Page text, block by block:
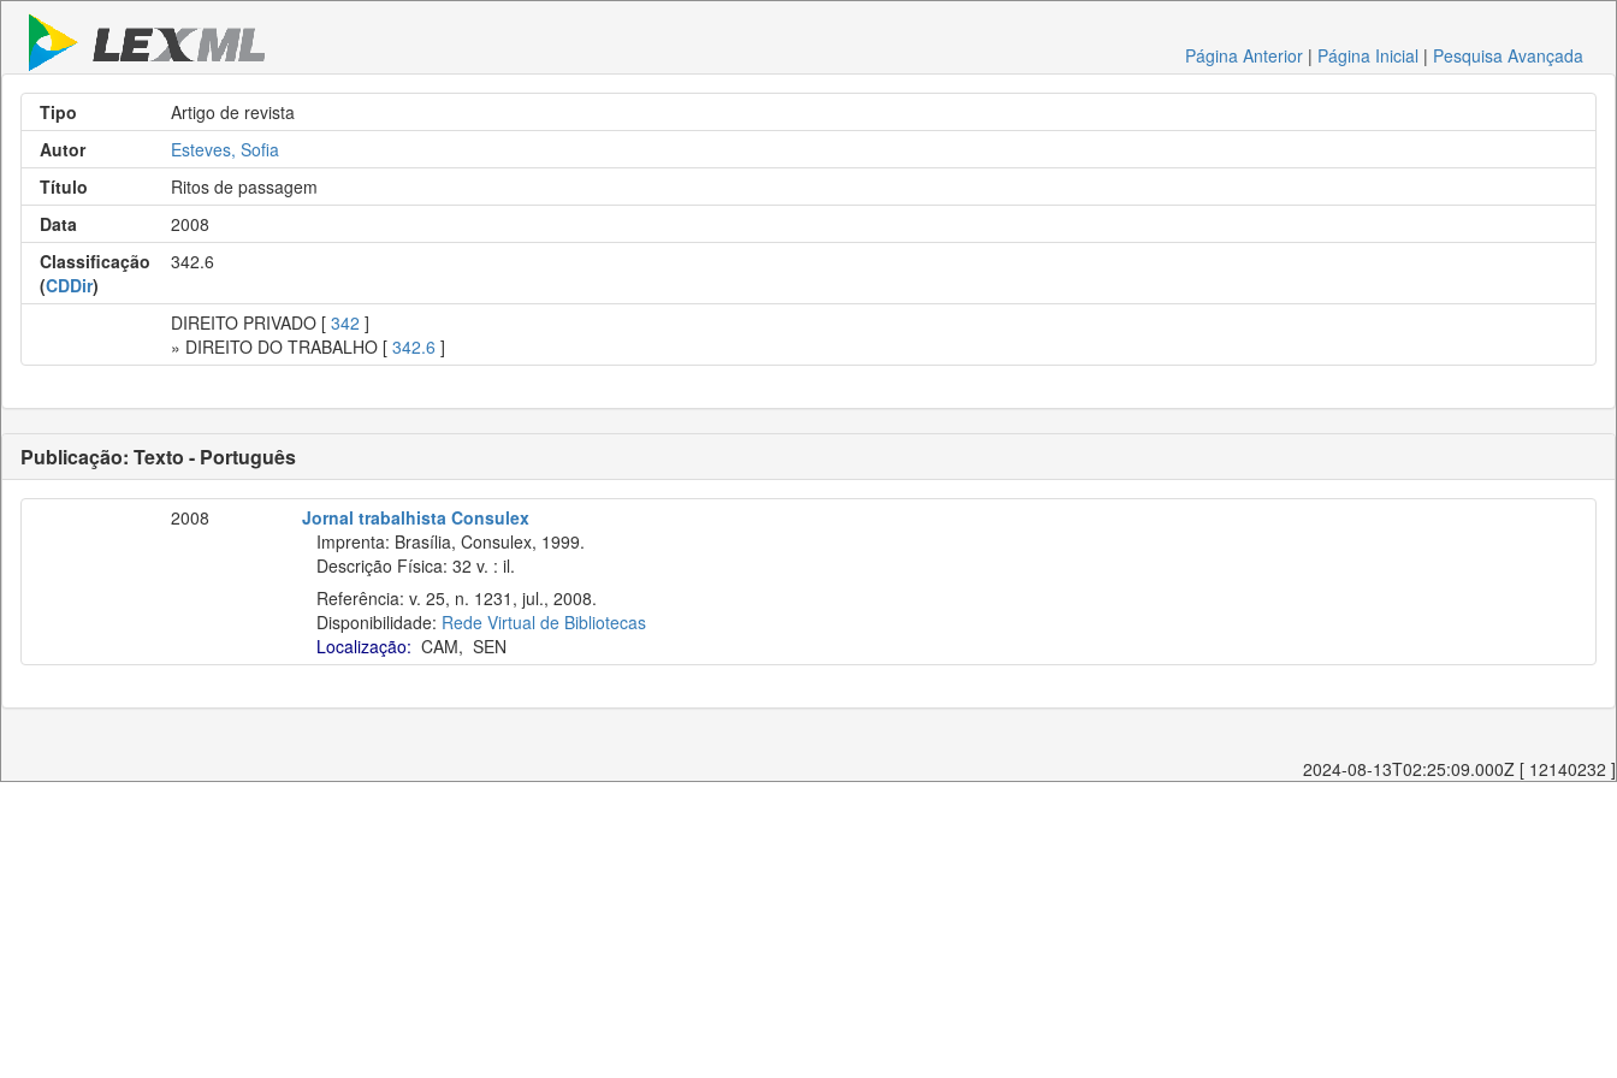
Página Anterior | Página Inicial | Pesquisa Avançada
Tipo
Artigo de revista
Autor
Esteves, Sofia
Título
Ritos de passagem
Data
2008
Classificação
(CDDir)
342.6
DIREITO PRIVADO [ 342 ]
» DIREITO DO TRABALHO [ 342.6 ]
Publicação: Texto - Português
2008
Jornal trabalhista Consulex
Imprenta: Brasília, Consulex, 1999.
Descrição Física: 32 v. : il.
Referência: v. 25, n. 1231, jul., 2008.
Disponibilidade: Rede Virtual de Bibliotecas
Localização: CAM, SEN
2024-08-13T02:25:09.000Z [ 12140232 ]